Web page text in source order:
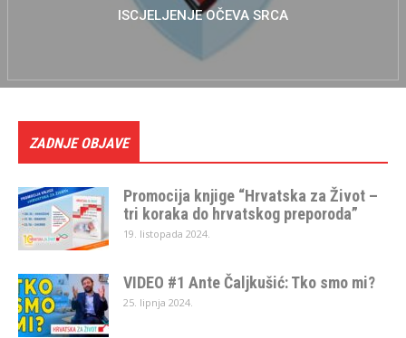
ISCJELJENJE OČEVA SRCA
ZADNJE OBJAVE
Promocija knjige “Hrvatska za Život –
tri koraka do hrvatskog preporoda”
19. listopada 2024.
VIDEO #1 Ante Čaljkušić: Tko smo mi?
25. lipnja 2024.